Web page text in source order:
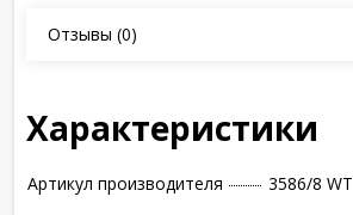
Отзывы (0)
Характеристики
Артикул производителя 3586/8 WT